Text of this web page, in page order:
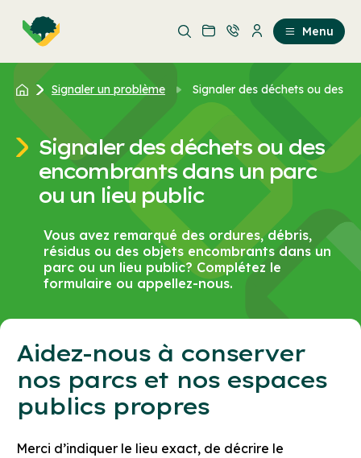
contenu
au
contenu
Menu
Signaler un problème Signaler des déchets ou des
Signaler des déchets ou des
encombrants dans un parc
ou un lieu public
Vous avez remarqué des ordures, débris,
résidus ou des objets encombrants dans un
parc ou un lieu public? Complétez le
formulaire ou appellez-nous.
Aidez-nous à conserver
nos parcs et nos espaces
publics propres
Merci d’indiquer le lieu exact, de décrire le